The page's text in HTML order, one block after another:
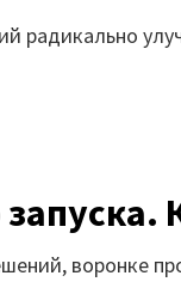
воронке